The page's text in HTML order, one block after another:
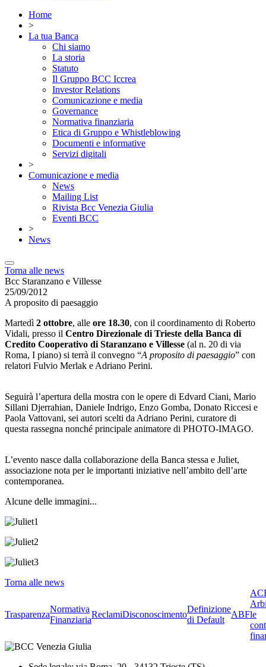
Home
>
La tua Banca
Chi siamo
La storia
Statuto
Il Gruppo BCC Iccrea
Investor Relations
Comunicazione e media
Governance
Normativa finanziaria
Etica di Gruppo e Whistleblowing
Documenti e informative
Servizi digitali
>
Comunicazione e media
News
Mailing List
Rivista Bcc Venezia Giulia
Eventi BCC
>
News
Torna alle news
Bcc Staranzano e Villesse
25/09/2012
A proposito di paesaggio
Martedì 2 ottobre, alle ore 18.30, con il coordinamento di Roberto
Vidali, presso il Centro Direzionale di Trieste della Banca di
Credito Cooperativo di Staranzano e Villesse (al n. 20 di via
Roma, I piano) si terrà il convegno “A proposito di paesaggio” con
relatori Fulvio Merlak e Adriano Perini.
Seguirà l’apertura della mostra con le opere di Edvard Ciani, Mario
Sillani Djerrahian, Daniele Indrigo, Enzo Gomba, Donato Riccesi e
Paola Vattovani, sei autori scelti da Adriano Perini, curatore di
questa rassegna nonché principale animatore di PHOTO-IMAGO.
L’evento nasce dalla collaborazione della Banca stessa e Juliet,
associazione nota per le importanti iniziative nell’ambito dell’arte
contemporanea.
Alcune delle immagini...
Torna alle news
Trasparenza
Normativa
Finanziaria
ReclamiDisconoscimento
Definizione
di Default
ABFle